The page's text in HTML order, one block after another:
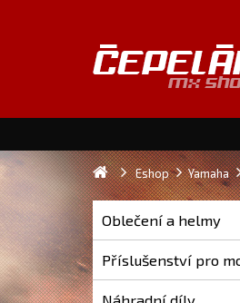
Eshop Yamaha
Oblečení a helmy
Příslušenství pro